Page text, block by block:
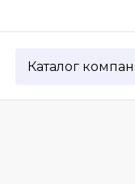
Каталог